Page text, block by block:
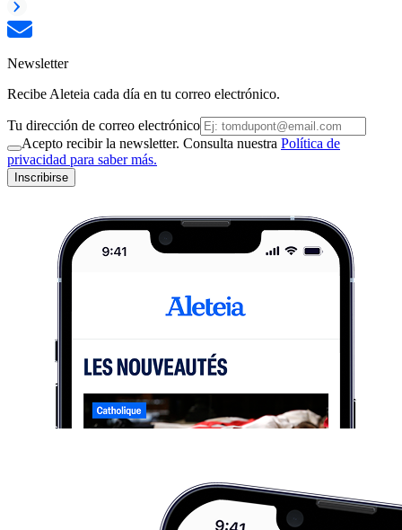
Newsletter
Recibe Aleteia cada día en tu correo electrónico.
Tu dirección de correo electrónico
Acepto recibir la newsletter. Consulta nuestra Política de
privacidad para saber más.
Inscribirse